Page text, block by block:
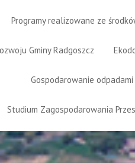
Programy realizowane ze
Gminy Radgoszcz
Gospodarowanie odpadami
Studium Zagospodarowania